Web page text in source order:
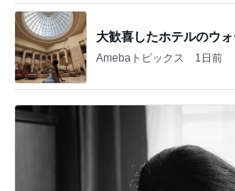
大歓喜したホテルのウ
Amebaトピックス 1日前